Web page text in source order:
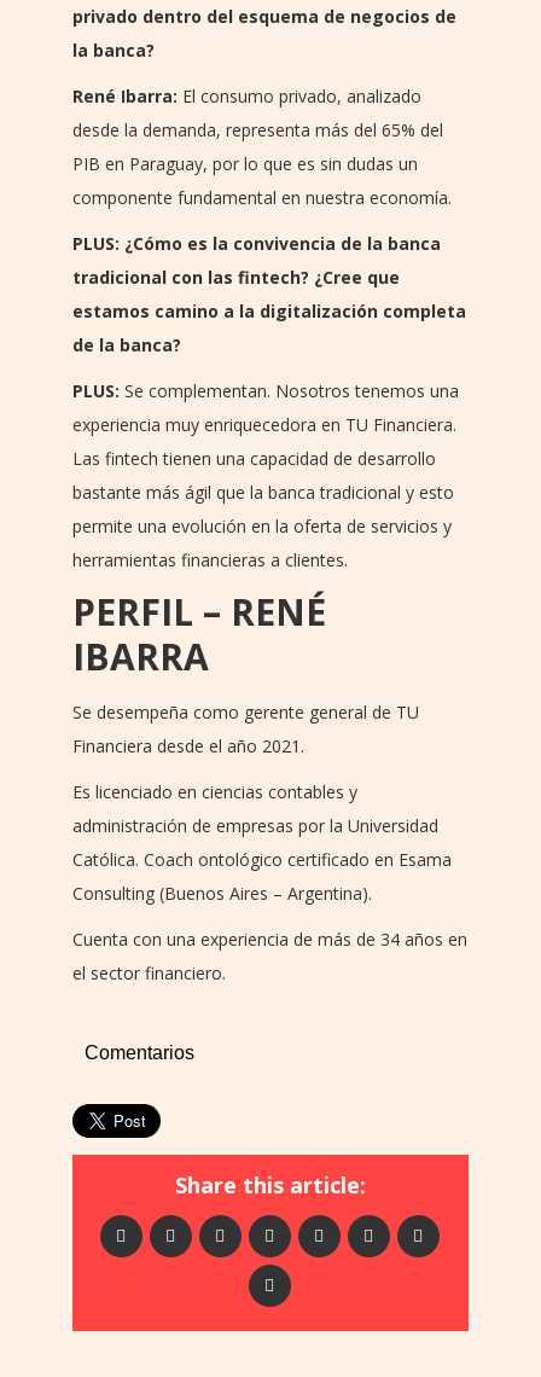
privado dentro del esquema de negocios de
la banca?
René Ibarra: El consumo privado, analizado
desde la demanda, representa más del 65% del
PIB en Paraguay, por lo que es sin dudas un
componente fundamental en nuestra economía.
PLUS: ¿Cómo es la convivencia de la banca
tradicional con las fintech? ¿Cree que
estamos camino a la digitalización completa
de la banca?
PLUS: Se complementan. Nosotros tenemos una
experiencia muy enriquecedora en TU Financiera.
Las fintech tienen una capacidad de desarrollo
bastante más ágil que la banca tradicional y esto
permite una evolución en la oferta de servicios y
herramientas financieras a clientes.
PERFIL – RENÉ
IBARRA
Se desempeña como gerente general de TU
Financiera desde el año 2021.
Es licenciado en ciencias contables y
administración de empresas por la Universidad
Católica. Coach ontológico certificado en Esama
Consulting (Buenos Aires – Argentina).
Cuenta con una experiencia de más de 34 años en
el sector financiero.
Comentarios
Share this article: